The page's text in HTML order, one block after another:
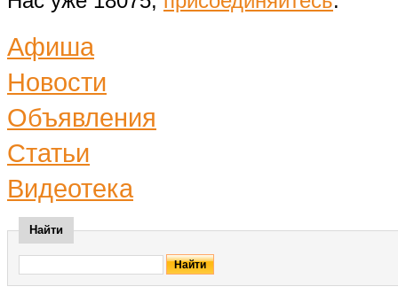
Афиша
Новости
Объявления
Статьи
Видеотека
Найти